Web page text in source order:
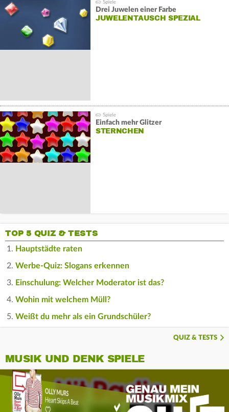
Drei Juwelen einer Farbe
JUWELENTAUSCH SPEZIAL
Einfach mehr Glitzer
STERNCHEN
TOP 5 QUIZ & TESTS
Hauptstädte raten
Werbe-Quiz: Slogans erkennen
Einschulung: Welcher Moderator ist das?
Wohin mit welchem Müll?
Weißt du mehr als ein Grundschüler?
QUIZ & TESTS
MUSIK UND DENK SPIELE